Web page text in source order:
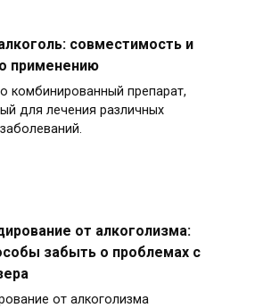
совместимость и
применению
комбинированный препарат,
для лечения различных
от алкоголизма:
забыть о проблемах с
от алкоголизма